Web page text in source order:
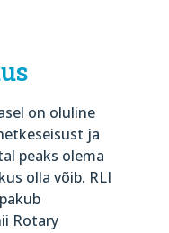
on oluline
ja
peaks olema
olla võib. RLI
pakub
Rotary